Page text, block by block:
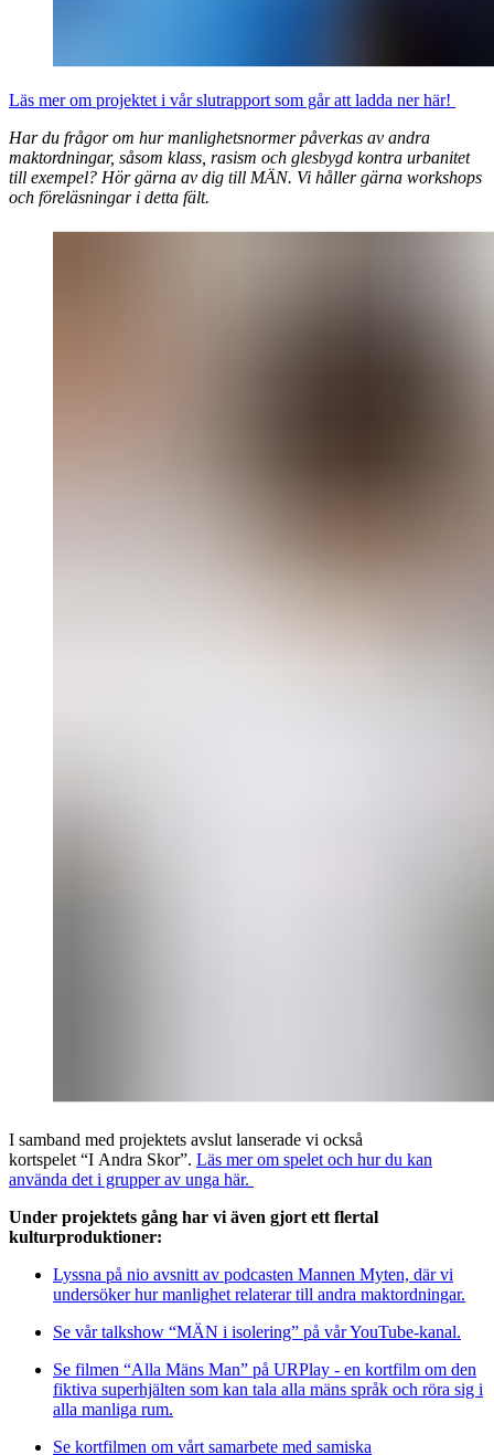
Läs mer om projektet i vår slutrapport som går att ladda ner här!
Har du frågor om hur manlighetsnormer påverkas av andra
maktordningar, såsom klass, rasism och glesbygd kontra urbanitet
till exempel? Hör gärna av dig till MÄN. Vi håller gärna workshops
och föreläsningar i detta fält.
I samband med projektets avslut lanserade vi också
kortspelet “I Andra Skor”. Läs mer om spelet och hur du kan
använda det i grupper av unga här.
Under projektets gång har vi även gjort ett flertal
kulturproduktioner:
Lyssna på nio avsnitt av podcasten Mannen Myten, där vi
undersöker hur manlighet relaterar till andra maktordningar.
Se vår talkshow “MÄN i isolering” på vår YouTube-kanal.
Se filmen “Alla Mäns Man” på URPlay - en kortfilm om den
fiktiva superhjälten som kan tala alla mäns språk och röra sig i
alla manliga rum.
Se kortfilmen om vårt samarbete med samiska